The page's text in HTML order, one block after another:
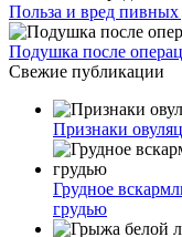
Польза и вред пивных
Подушка после
Свежие публикации
Признаки
Грудное
грудью